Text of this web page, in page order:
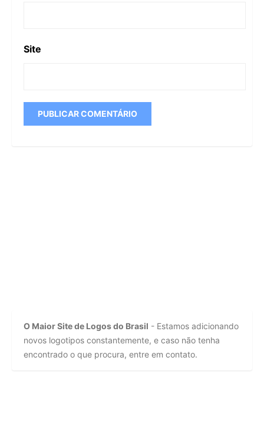
Site
O Maior Site de Logos do Brasil - Estamos adicionando
novos logotipos constantemente, e caso não tenha
encontrado o que procura, entre em contato.